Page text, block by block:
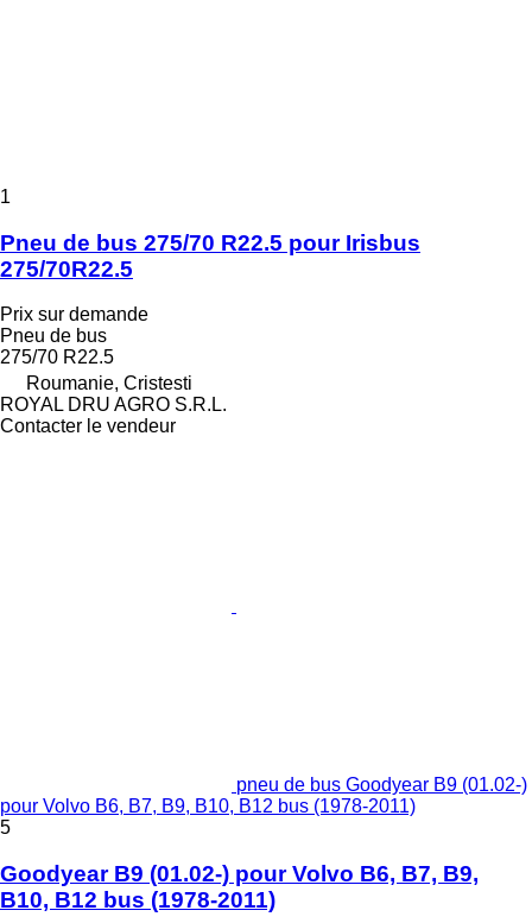
1
Pneu de bus 275/70 R22.5 pour Irisbus
275/70R22.5
Prix sur demande
Pneu de bus
275/70 R22.5
Roumanie, Cristesti
ROYAL DRU AGRO S.R.L.
Contacter le vendeur
pneu de bus Goodyear B9 (01.02-)
pour Volvo B6, B7, B9, B10, B12 bus (1978-2011)
5
Goodyear B9 (01.02-) pour Volvo B6, B7, B9,
B10, B12 bus (1978-2011)